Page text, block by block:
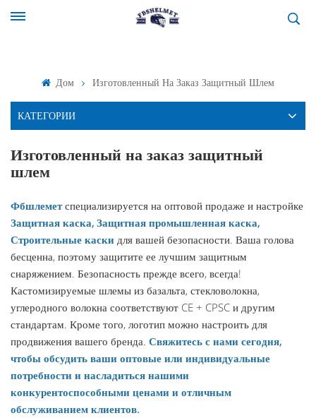
Дом Изготовленный На Заказ Защитный Шлем
КАТЕГОРИИ
Изготовленный на заказ защитный
шлем
Фбшлеметспециализируется на оптовой продаже и настройке
Защитная каска, Защитная промышленная каска,
Строительные каски для вашей безопасности. Ваша голова
бесценна, поэтому защитите ее лучшим защитным
снаряжением. Безопасность прежде всего, всегда!
Кастомизируемые шлемы из базальта, стекловолокна,
углеродного волокна соответствуют CE + CPSC и другим
стандартам. Кроме того, логотип можно настроить для
продвижения вашего бренда. Свяжитесь с нами сегодня,
чтобы обсудить ваши оптовые или индивидуальные
потребности и насладиться нашими
конкурентоспособными ценами и отличным
обслуживанием клиентов.